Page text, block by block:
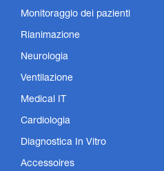
Monitoraggio dei pazienti
Rianimazione
Neurologia
Ventilazione
Medical IT
Cardiologia
Diagnostica In Vitro
Accessoires